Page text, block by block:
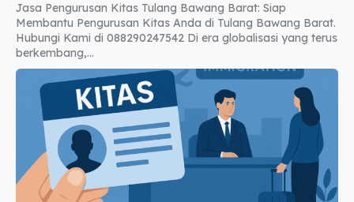
Jasa Pengurusan Kitas Tulang Bawang Barat: Siap
Membantu Pengurusan Kitas Anda di Tulang Bawang Barat.
Hubungi Kami di 088290247542 Di era globalisasi yang terus
berkembang,...